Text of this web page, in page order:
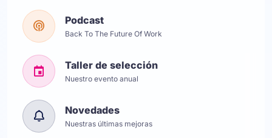
Podcast
Back To The Future Of Work
Taller de selección
Nuestro evento anual
Novedades
Nuestras últimas mejoras